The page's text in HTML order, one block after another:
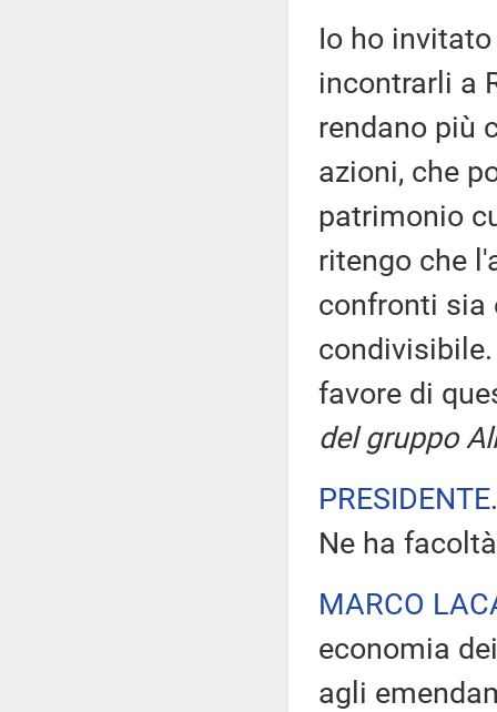
Io ho
incontrarli a
rendano più
azioni, che
patrimonio
ritengo che
confronti sia
favore di
del gruppo
PRESIDENTE
Ne ha
MARCO
economia
agli